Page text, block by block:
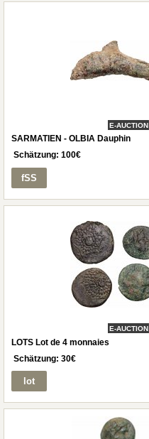
E-AUCTION
SARMATIEN - OLBIA Dauphin
Schätzung: 100€
fSS
E-AUCTION
LOTS Lot de 4 monnaies
Schätzung: 30€
lot